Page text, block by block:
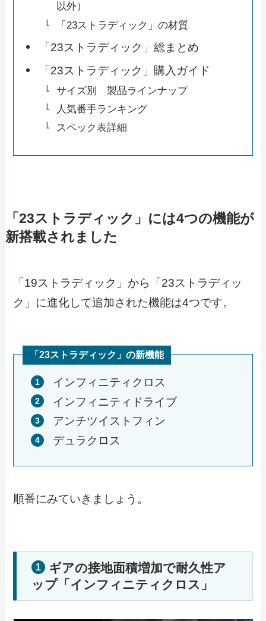
以外）
「23ストラディック」の材質
「23ストラディック」総まとめ
「23ストラディック」購入ガイド
サイズ別 製品ラインナップ
人気番手ランキング
スペック表詳細
「23ストラディック」には4つの機能が
新搭載されました
「19ストラディック」から「23ストラディッ
ク」に進化して追加された機能は4つです。
「23ストラディック」の新機能
インフィニティクロス
インフィニティドライブ
アンチツイストフィン
デュラクロス
順番にみていきましょう。
1
ギアの接地面積増加で耐久性ア
ップ「インフィニティクロス」